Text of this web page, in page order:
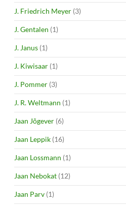
J. Friedrich Meyer (3)
J. Gentalen (1)
J. Janus (1)
J. Kiwisaar (1)
J. Pommer (3)
J. R. Weltmann (1)
Jaan Jõgever (6)
Jaan Leppik (16)
Jaan Lossmann (1)
Jaan Nebokat (12)
Jaan Parv (1)